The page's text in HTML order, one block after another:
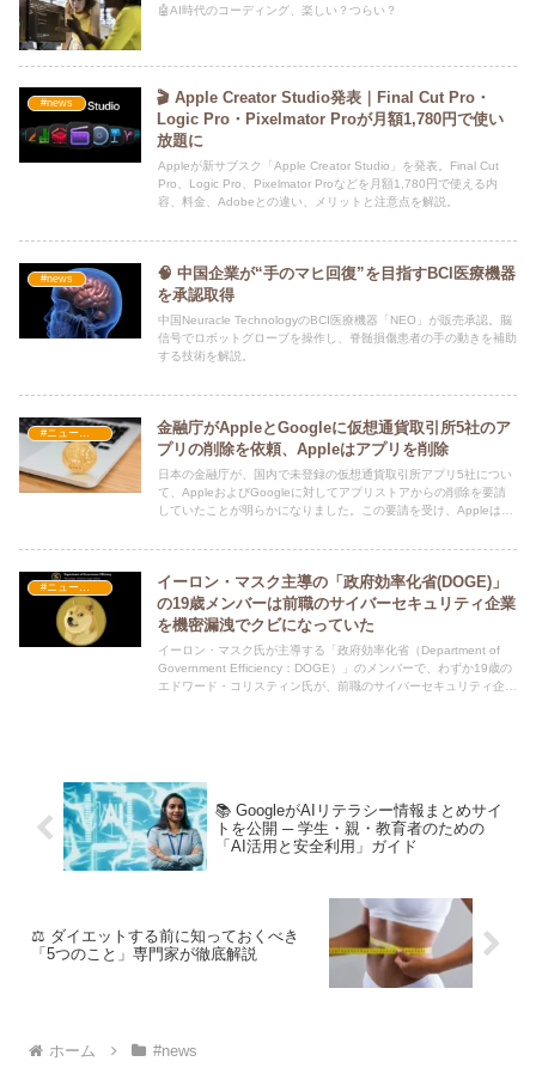
🤖AI時代のコーディング、楽しい？つらい？
#news
🎬 Apple Creator Studio発表｜Final Cut Pro・
Logic Pro・Pixelmator Proが月額1,780円で使い
放題に
Appleが新サブスク「Apple Creator Studio」を発表。Final Cut
Pro、Logic Pro、Pixelmator Proなどを月額1,780円で使える内
容、料金、Adobeとの違い、メリットと注意点を解説。
#news
🧠 中国企業が“手のマヒ回復”を目指すBCI医療機器
を承認取得
中国Neuracle TechnologyのBCI医療機器「NEO」が販売承認。脳
信号でロボットグローブを操作し、脊髄損傷患者の手の動きを補助
する技術を解説。
#ニュース・社会・コラム
金融庁がAppleとGoogleに仮想通貨取引所5社のア
プリの削除を依頼、Appleはアプリを削除
日本の金融庁が、国内で未登録の仮想通貨取引所アプリ5社につい
て、AppleおよびGoogleに対してアプリストアからの削除を要請
していたことが明らかになりました。この要請を受け、Appleは速
#ニュース・社会・コラム
イーロン・マスク主導の「政府効率化省(DOGE)」
の19歳メンバーは前職のサイバーセキュリティ企業
を機密漏洩でクビになっていた
イーロン・マスク氏が主導する「政府効率化省（Department of
Government Efficiency：DOGE）」のメンバーで、わずか19歳の
エドワード・コリスティン氏が、前職のサイバーセキュリティ企業
📚 GoogleがAIリテラシー情報まとめサイ
トを公開 ─ 学生・親・教育者のための
「AI活用と安全利用」ガイド
⚖️ ダイエットする前に知っておくべき
「5つのこと」専門家が徹底解説
ホーム #news